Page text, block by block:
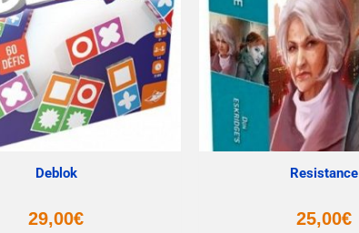
Deblok
29,00€
Resistance
25,00€